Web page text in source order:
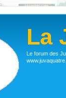
La
Le forum des